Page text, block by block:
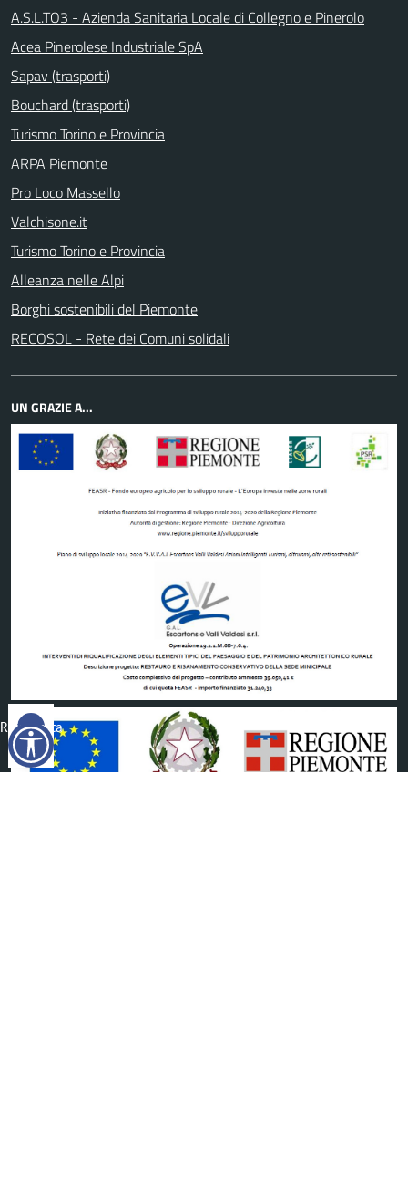
A.S.L.TO3 - Azienda Sanitaria Locale di Collegno e Pinerolo
Acea Pinerolese Industriale SpA
Sapav (trasporti)
Bouchard (trasporti)
Turismo Torino e Provincia
ARPA Piemonte
Pro Loco Massello
Valchisone.it
Turismo Torino e Provincia
Alleanza nelle Alpi
Borghi sostenibili del Piemonte
RECOSOL - Rete dei Comuni solidali
UN GRAZIE A...
Reimposta
tutto